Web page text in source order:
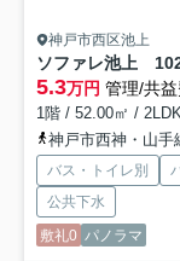
神戸市西区池上
ソファレ池上
5.3万円 管理/共
1階 / 52.00㎡ /
神戸市西神・山手
バス・トイレ別
公共下水
敷礼0 パノラマ